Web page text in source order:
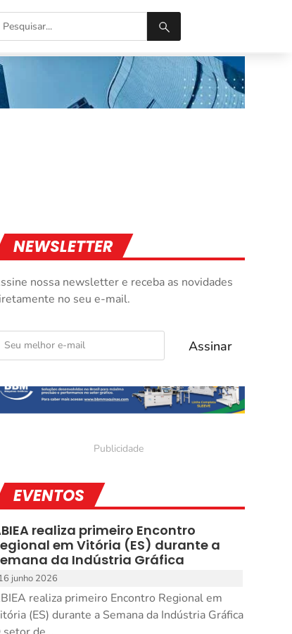
NEWSLETTER
nossa newsletter e receba as novidades
no seu e-mail.
EVENTOS
realiza primeiro Encontro
em Vitória (ES) durante a
da Indústria Gráfica
junho 2026
realiza primeiro Encontro Regional em
(ES) durante a Semana da Indústria Gráfica